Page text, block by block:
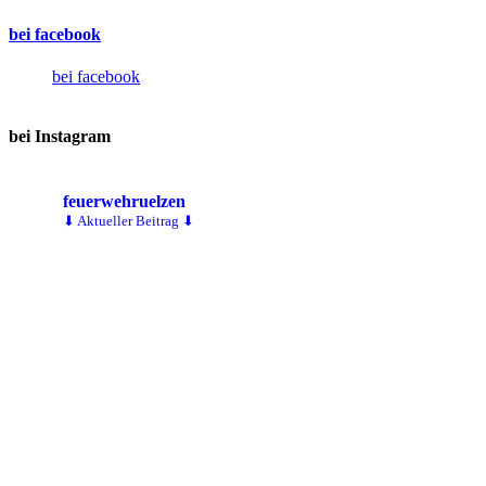
bei facebook
bei facebook
bei Instagram
feuerwehruelzen
⬇ Aktueller Beitrag ⬇